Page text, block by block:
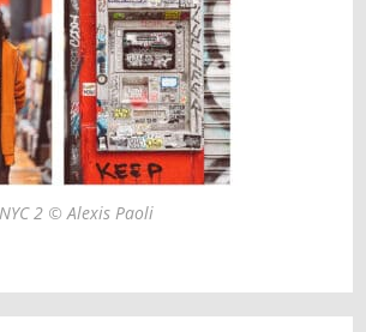
2 © Alexis Paoli